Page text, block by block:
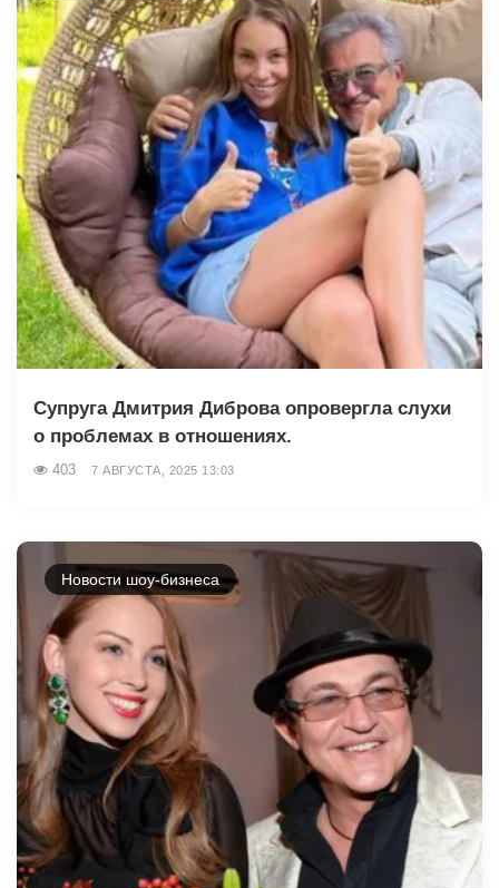
Супруга Дмитрия Диброва опровергла слухи
о проблемах в отношениях.
403 7 АВГУСТА, 2025 13:03
Новости шоу-бизнеса